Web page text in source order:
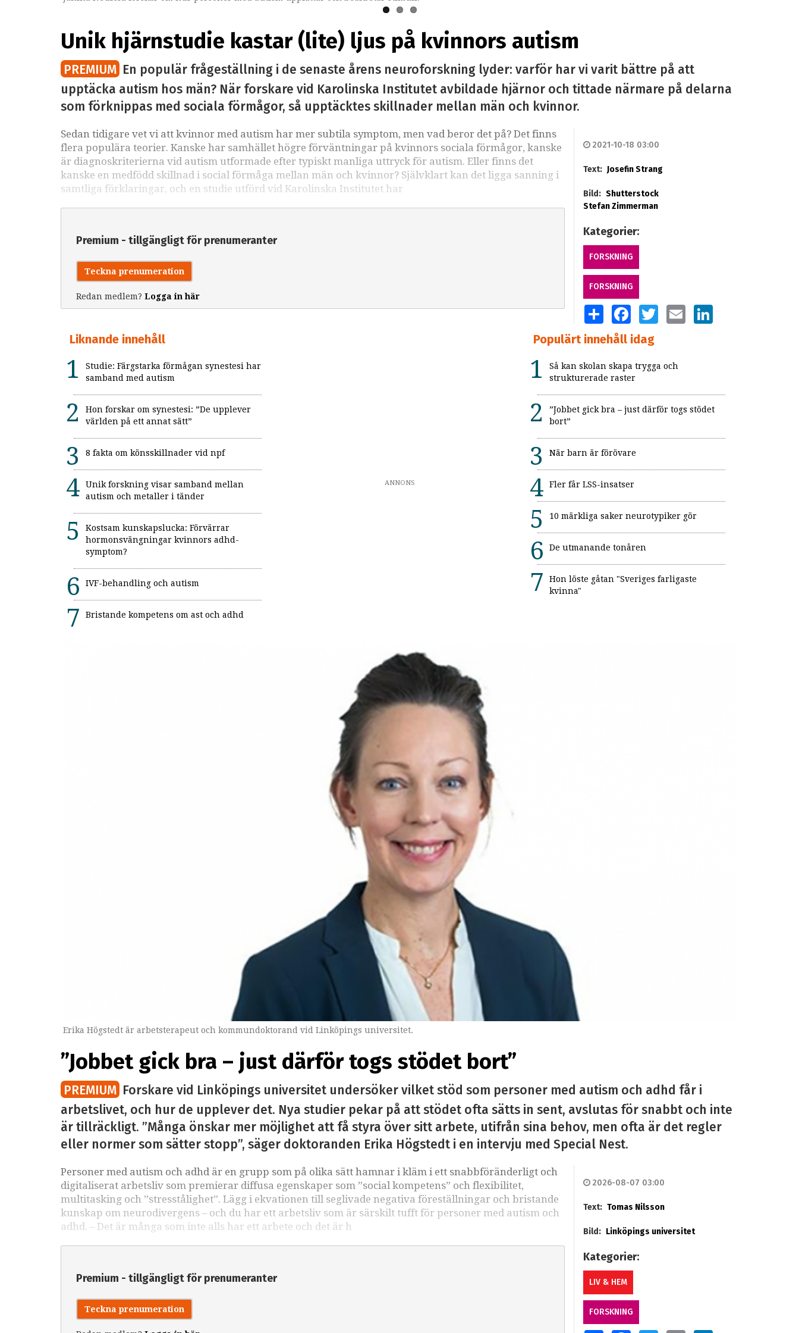
Unik hjärnstudie kastar (lite) ljus på kvinnors autism
PREMIUM En populär frågeställning i de senaste årens neuroforskning lyder: varför har vi varit bättre på att
upptäcka autism hos män? När forskare vid Karolinska Institutet avbildade hjärnor och tittade närmare på delarna
som förknippas med sociala förmågor, så upptäcktes skillnader mellan män och kvinnor.
Sedan tidigare vet vi att kvinnor med autism har mer subtila symptom, men vad beror det på? Det finns
flera populära teorier. Kanske har samhället högre förväntningar på kvinnors sociala förmågor, kanske
är diagnoskriterierna vid autism utformade efter typiskt manliga uttryck för autism. Eller finns det
kanske en medfödd skillnad i social förmåga mellan män och kvinnor? Självklart kan det ligga sanning i
samtliga förklaringar, och en studie utförd vid Karolinska Institutet har
Premium - tillgängligt för prenumeranter
Teckna prenumeration
Redan medlem? Logga in här
2021-10-18 03:00
Text: Josefin Strang
Bild: Shutterstock
Stefan Zimmerman
Kategorier:
FORSKNING
FORSKNING
SHARE FACEBOOKTWITTEREMAIL LINKEDIN
Liknande innehåll
Studie: Färgstarka förmågan synestesi har
samband med autism
Hon forskar om synestesi: ”De upplever
världen på ett annat sätt”
8 fakta om könsskillnader vid npf
Unik forskning visar samband mellan
autism och metaller i tänder
Kostsam kunskapslucka: Förvärrar
hormonsvängningar kvinnors adhd-
symptom?
IVF-behandling och autism
Bristande kompetens om ast och adhd
ANNONS
Populärt innehåll idag
Så kan skolan skapa trygga och
strukturerade raster
”Jobbet gick bra – just därför togs stödet
bort”
När barn är förövare
Fler får LSS-insatser
10 märkliga saker neurotypiker gör
De utmanande tonåren
Hon löste gåtan "Sveriges farligaste
kvinna"
Erika Högstedt är arbetsterapeut och kommundoktorand vid Linköpings universitet.
”Jobbet gick bra – just därför togs stödet bort”
PREMIUM Forskare vid Linköpings universitet undersöker vilket stöd som personer med autism och adhd får i
arbetslivet, och hur de upplever det. Nya studier pekar på att stödet ofta sätts in sent, avslutas för snabbt och inte
är tillräckligt. ”Många önskar mer möjlighet att få styra över sitt arbete, utifrån sina behov, men ofta är det regler
eller normer som sätter stopp”, säger doktoranden Erika Högstedt i en intervju med Special Nest.
Personer med autism och adhd är en grupp som på olika sätt hamnar i kläm i ett snabbföränderligt och
digitaliserat arbetsliv som premierar diffusa egenskaper som ”social kompetens” och flexibilitet,
multitasking och ”stresstålighet”. Lägg i ekvationen till seglivade negativa föreställningar och bristande
kunskap om neurodivergens – och du har ett arbetsliv som är särskilt tufft för personer med autism och
adhd. – Det är många som inte alls har ett arbete och det är h
Premium - tillgängligt för prenumeranter
Teckna prenumeration
2026-08-07 03:00
Text: Tomas Nilsson
Bild: Linköpings universitet
Kategorier:
LIV & HEM
FORSKNING